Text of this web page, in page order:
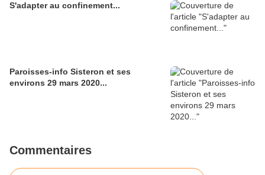
S'adapter au confinement...
Paroisses-info Sisteron et ses
environs 29 mars 2020...
Commentaires